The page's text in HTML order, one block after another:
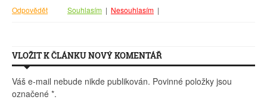
Odpovědět Souhlasím | Nesouhlasím |
VLOŽIT K ČLÁNKU NOVÝ KOMENTÁŘ
Váš e-mail nebude nikde publikován. Povinné položky jsou
označené *.